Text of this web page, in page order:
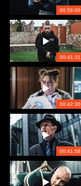
00:56:00
00:41:31
00:42:30
00:41:58